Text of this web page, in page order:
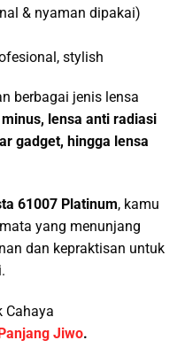
& nyaman dipakai)
stylish
berbagai jenis lensa
minus, lensa anti radiasi
gadget, hingga lensa
61007 Platinum, kamu
yang menunjang
dan kepraktisan untuk
Cahaya
Jiwo.